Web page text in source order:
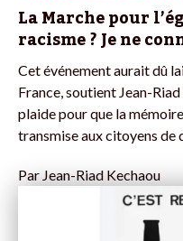
La Marche pour
racisme ? Je ne
Cet événement aurait dû
France, soutient Jean-
plaide pour que la
transmise aux citoyens de
Par Jean-Riad Kechaou